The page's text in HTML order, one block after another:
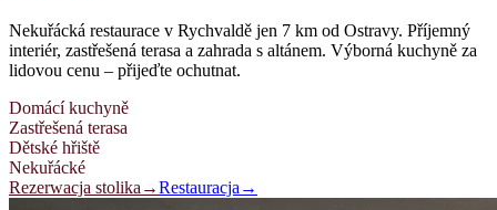
Nekuřácká restaurace v Rychvaldě jen 7 km od Ostravy. Příjemný
interiér, zastřešená terasa a zahrada s altánem. Výborná kuchyně za
lidovou cenu – přijeďte ochutnat.
Domácí kuchyně
Zastřešená terasa
Dětské hřiště
Nekuřácké
Rezerwacja stolika →Restauracja →